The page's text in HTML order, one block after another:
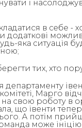
і
в себе -
додаткові
яка ситуація
тих, хто
департаменту
Марго
свою роботу в
що івенти
А потім
може